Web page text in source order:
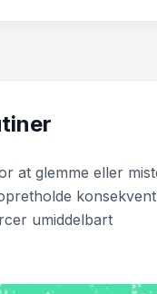
at glemme eller
konsekvent
umiddelbart